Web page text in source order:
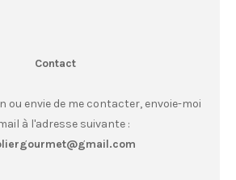
Contact
ou envie de me contacter, envoie-moi
à l'adresse suivante :